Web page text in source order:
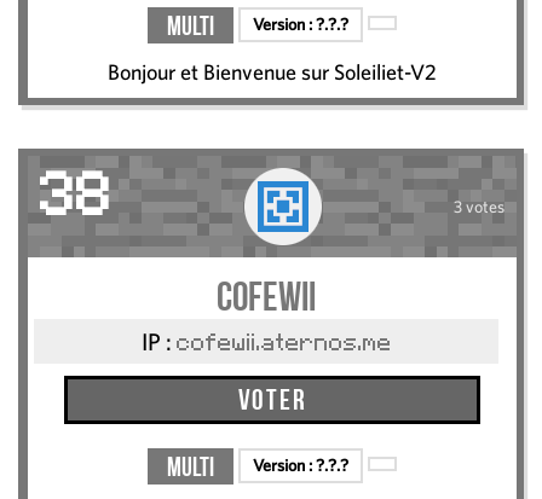
Multi Version :?.?.?
Bonjour et Bienvenue sur Soleiliet-V2
38 3 votes
cofewii
IP : cofewii.aternos.me
Voter
Multi Version :?.?.?